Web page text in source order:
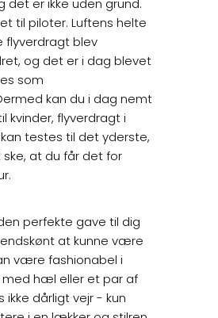
er ikke uden grund.
til piloter. Luftens helte
flyverdragt blev
og det er i dag blevet
som
kan du i dag nemt
kvinder, flyverdragt i
testes til det yderste,
at du får det for
perfekte gave til dig
at kunne være
være fashionabel i
med hæl eller et par af
dårligt vejr - kun